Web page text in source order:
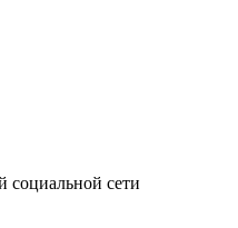
социальной сети